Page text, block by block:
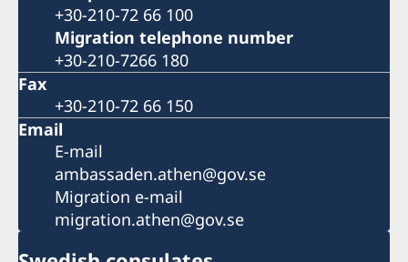
+30-210-72 66 100
Migration telephone number
+30-210-7266 180
Fax
+30-210-72 66 150
Email
E-mail
ambassaden.athen@gov.se
Migration e-mail
migration.athen@gov.se